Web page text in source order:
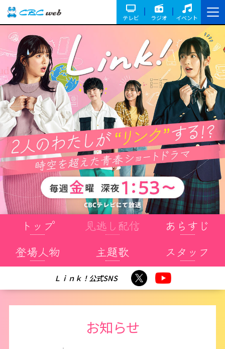
テレビ ラジオ イベント
トップ 見逃し配信
あらすじ
登場人物
主題歌 スタッフ
Ｌｉｎｋ！公式SNS
お知らせ